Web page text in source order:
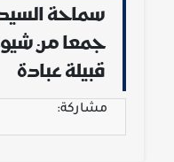
سماحة
جمعا من
قبيلة عبادة
مشاركة: